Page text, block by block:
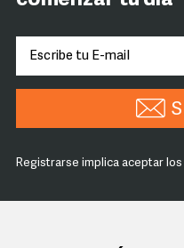
Registrarse implica aceptar los